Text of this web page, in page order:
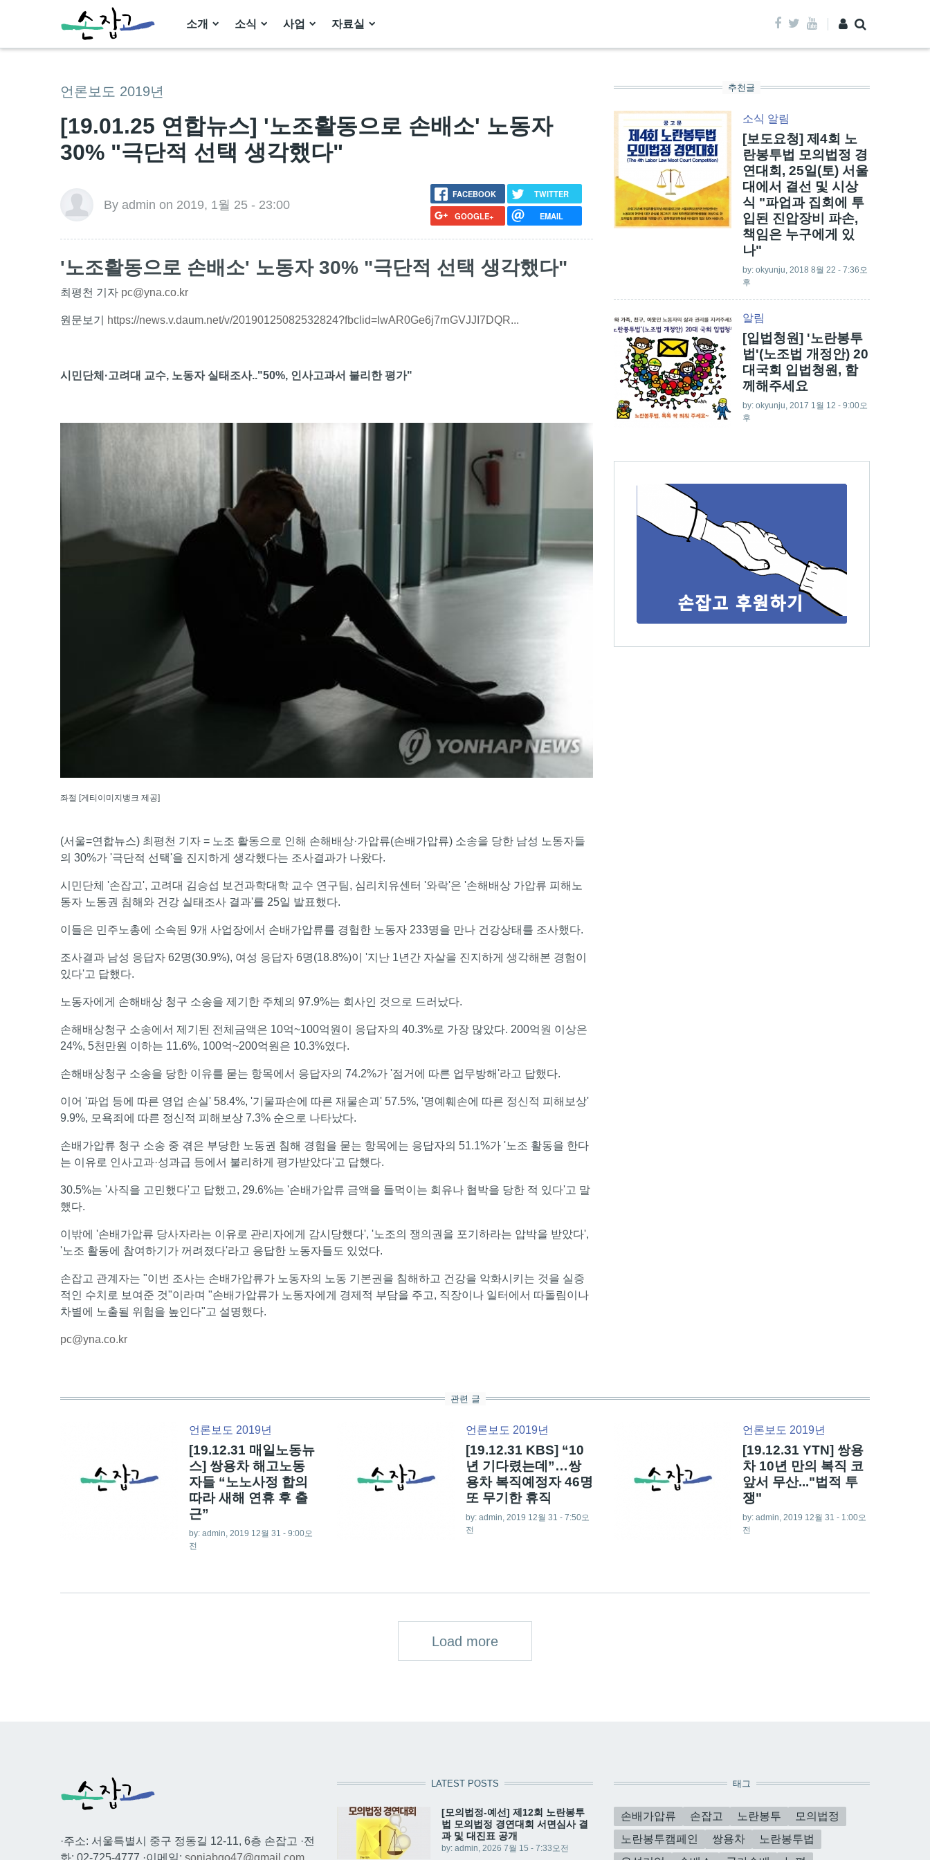
소개 소식 사업 자료실
언론보도 2019년
[19.01.25 연합뉴스] '노조활동으로 손배소' 노동자
30% "극단적 선택 생각했다"
By admin on 2019, 1월 25 - 23:00
FACEBOOK
TWITTER
GOOGLE+
EMAIL
'노조활동으로 손배소' 노동자 30% "극단적 선택 생각했다"
최평천 기자 pc@yna.co.kr
원문보기 https://news.v.daum.net/v/20190125082532824?fbclid=IwAR0Ge6j7rnGVJJI7DQR...
시민단체·고려대 교수, 노동자 실태조사.."50%, 인사고과서 불리한 평가"
좌절 [게티이미지뱅크 제공]
(서울=연합뉴스) 최평천 기자 = 노조 활동으로 인해 손해배상·가압류(손배가압류) 소송을 당한 남성 노동자들
의 30%가 '극단적 선택'을 진지하게 생각했다는 조사결과가 나왔다.
시민단체 '손잡고', 고려대 김승섭 보건과학대학 교수 연구팀, 심리치유센터 '와락'은 '손해배상 가압류 피해노
동자 노동권 침해와 건강 실태조사 결과'를 25일 발표했다.
이들은 민주노총에 소속된 9개 사업장에서 손배가압류를 경험한 노동자 233명을 만나 건강상태를 조사했다.
조사결과 남성 응답자 62명(30.9%), 여성 응답자 6명(18.8%)이 '지난 1년간 자살을 진지하게 생각해본 경험이
있다'고 답했다.
노동자에게 손해배상 청구 소송을 제기한 주체의 97.9%는 회사인 것으로 드러났다.
손해배상청구 소송에서 제기된 전체금액은 10억~100억원이 응답자의 40.3%로 가장 많았다. 200억원 이상은
24%, 5천만원 이하는 11.6%, 100억~200억원은 10.3%였다.
손해배상청구 소송을 당한 이유를 묻는 항목에서 응답자의 74.2%가 '점거에 따른 업무방해'라고 답했다.
이어 '파업 등에 따른 영업 손실' 58.4%, '기물파손에 따른 재물손괴' 57.5%, '명예훼손에 따른 정신적 피해보상'
9.9%, 모욕죄에 따른 정신적 피해보상 7.3% 순으로 나타났다.
손배가압류 청구 소송 중 겪은 부당한 노동권 침해 경험을 묻는 항목에는 응답자의 51.1%가 '노조 활동을 한다
는 이유로 인사고과·성과급 등에서 불리하게 평가받았다'고 답했다.
30.5%는 '사직을 고민했다'고 답했고, 29.6%는 '손배가압류 금액을 들먹이는 회유나 협박을 당한 적 있다'고 말
했다.
이밖에 '손배가압류 당사자라는 이유로 관리자에게 감시당했다', '노조의 쟁의권을 포기하라는 압박을 받았다',
'노조 활동에 참여하기가 꺼려졌다'라고 응답한 노동자들도 있었다.
손잡고 관계자는 "이번 조사는 손배가압류가 노동자의 노동 기본권을 침해하고 건강을 악화시키는 것을 실증
적인 수치로 보여준 것"이라며 "손배가압류가 노동자에게 경제적 부담을 주고, 직장이나 일터에서 따돌림이나
차별에 노출될 위험을 높인다"고 설명했다.
pc@yna.co.kr
추천글
소식 알림
[보도요청] 제4회 노
란봉투법 모의법정 경
연대회, 25일(토) 서울
대에서 결선 및 시상
식 "파업과 집회에 투
입된 진압장비 파손,
책임은 누구에게 있
나"
by: okyunju, 2018 8월 22 - 7:36오
후
알림
[입법청원] '노란봉투
법'(노조법 개정안) 20
대국회 입법청원, 함
께해주세요
by: okyunju, 2017 1월 12 - 9:00오
후
관련 글
언론보도 2019년
[19.12.31 매일노동뉴
스] 쌍용차 해고노동
자들 “노노사정 합의
따라 새해 연휴 후 출
근”
by: admin, 2019 12월 31 - 9:00오
전
언론보도 2019년
[19.12.31 KBS] “10
년 기다렸는데”…쌍
용차 복직예정자 46명
또 무기한 휴직
by: admin, 2019 12월 31 - 7:50오
전
언론보도 2019년
[19.12.31 YTN] 쌍용
차 10년 만의 복직 코
앞서 무산..."법적 투
쟁"
by: admin, 2019 12월 31 - 1:00오
전
Load more
·주소: 서울특별시 중구 정동길 12-11, 6층 손잡고 ·전
LATEST POSTS
[모의법정-예선] 제12회 노란봉투
법 모의법정 경연대회 서면심사 결
과 및 대진표 공개
by: admin, 2026 7월 15 - 7:33오전
태그
손배가압류 손잡고 노란봉투
모의법정
노란봉투캠페인
쌍용차
노란봉투법